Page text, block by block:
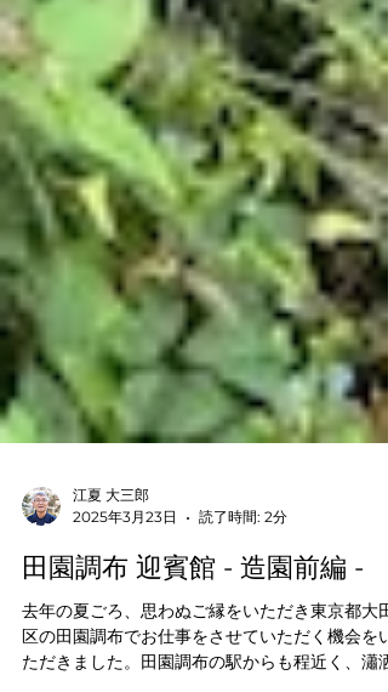
江夏 大三郎
2025年3月23日
読了時間: 2分
田園調布 迎賓館 - 造園前編 -